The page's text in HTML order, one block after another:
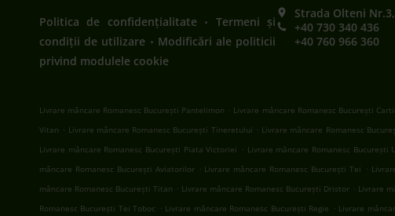
Politica de confidențialitate . Termeni și
condiții de utilizare . Modificări ale politicii
privind modulele cookie
Strada Olteni
+40 730 340 436
+40 760 966 360
Livrare mâncare Romanesc București Pantelimon . Livrare mâncare Romanesc București
Vitan . Livrare mâncare Romanesc București Tineretului . Livrare mâncare Romanesc
Livrare mâncare Romanesc București Piata Victoriei . Livrare mâncare Romanesc București
mâncare Romanesc București Aviatorilor . Livrare mâncare Romanesc București Tei .
mâncare Romanesc București Titan . Livrare mâncare Romanesc București Dristor . Livrare
Romanesc București Tei Toboc . Livrare mâncare Romanesc București Regie . Livrare